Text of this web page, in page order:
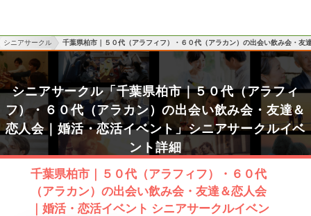
シニアサークル 千葉県柏市｜５０代（アラフィフ）・６０代（アラカン）の出会い飲み会・友
シニアサークル「千葉県柏市｜５０代（アラフィ
フ）・６０代（アラカン）の出会い飲み会・友達＆
恋人会｜婚活・恋活イベント」シニアサークルイベ
ント詳細
千葉県柏市｜５０代（アラフィフ）・６０代
（アラカン）の出会い飲み会・友達＆恋人会
｜婚活・恋活イベント シニアサークルイベン